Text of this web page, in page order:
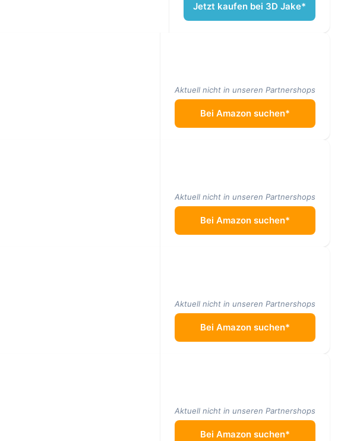
Jetzt kaufen bei 3D Jake*
Aktuell nicht in unseren Partnershops
Bei Amazon suchen*
Aktuell nicht in unseren Partnershops
Bei Amazon suchen*
Aktuell nicht in unseren Partnershops
Bei Amazon suchen*
Aktuell nicht in unseren Partnershops
Bei Amazon suchen*